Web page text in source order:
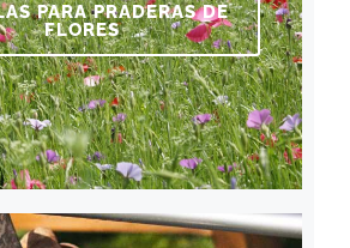
PARA PRADERAS DE
FLORES